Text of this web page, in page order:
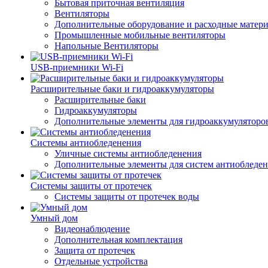
Бытовая приточная вентиляция
Вентиляторы
Дополнительные оборудование и расходные
Промышленные мобильные вентиляторы
Напольные Вентиляторы
USB-приемники Wi-Fi
Расширительные баки и гидроаккумуляторы
Расширительные баки
Гидроаккумуляторы
Дополнительные элементы для
Системы антиобледенения
Уличные системы антиобледенения
Дополнительные элементы для систем
Системы защиты от протечек
Системы защиты от протечек воды
Умный дом
Видеонаблюдение
Дополнительная комплектация
Защита от протечек
Отдельные устройства